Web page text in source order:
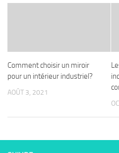
Comment choisir un miroir
pour un intérieur industriel?
AOÛT 3, 2021